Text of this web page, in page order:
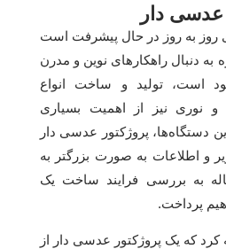
عدسی دار
روز به روز در حال پیشرفت است
به دنبال راهکارهای نوین و مدرن
است، تولید و ساخت انواع
و نوری نیز از اهمیت بسیاری
دستگاه‌ها، پروژکتور عدسی دار
و اطلاعات به صورت بزرگتر به
به بررسی فرایند ساخت یک
پرداخت.
کرد که یک پروژکتور عدسی دار از